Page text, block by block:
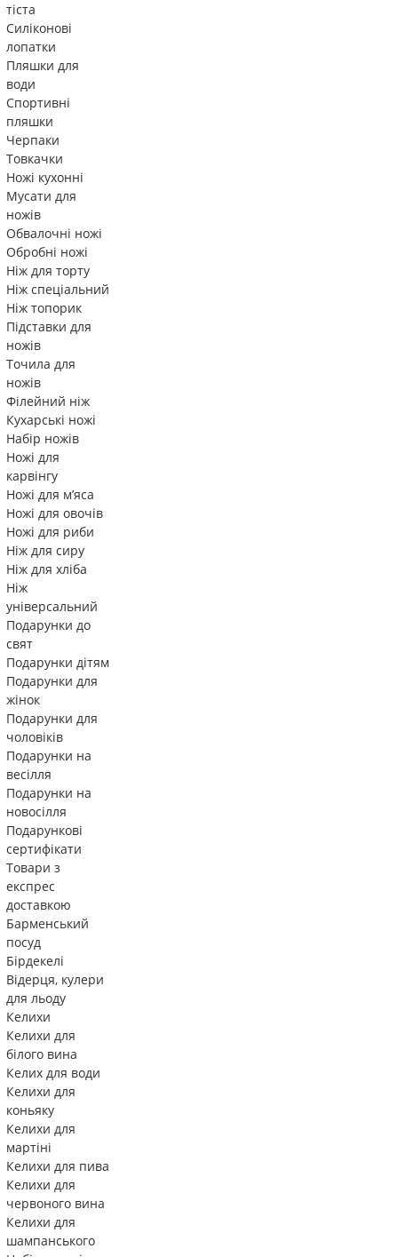
тіста
Силіконові
лопатки
Пляшки для
води
Спортивні
пляшки
Черпаки
Товкачки
Ножі кухонні
Мусати для
ножів
Обвалочні ножі
Обробні ножі
Ніж для торту
Ніж спеціальний
Ніж топорик
Підставки для
ножів
Точила для
ножів
Філейний ніж
Кухарські ножі
Набір ножів
Ножі для
карвінгу
Ножі для м’яса
Ножі для овочів
Ножі для риби
Ніж для сиру
Ніж для хліба
Ніж
універсальний
Подарунки до
свят
Подарунки дітям
Подарунки для
жінок
Подарунки для
чоловіків
Подарунки на
весілля
Подарунки на
новосілля
Подарункові
сертифікати
Товари з
експрес
доставкою
Барменський
посуд
Бірдекелі
Відерця, кулери
для льоду
Келихи
Келихи для
білого вина
Келих для води
Келихи для
коньяку
Келихи для
мартіні
Келихи для пива
Келихи для
червоного вина
Келихи для
шампанського